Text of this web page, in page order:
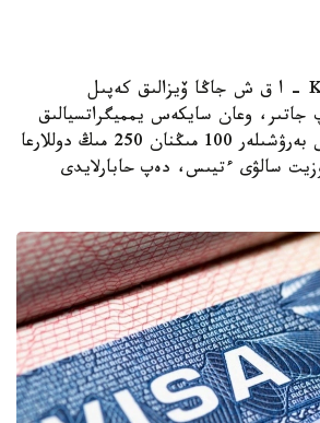
استانا. KAZINFORM – ا ق ش جاڭا ۆيزالىق كەپىل
جاتىر، وعان سايكەس يمميگراتسيالىق
ۆيزاعا كەيبىر ءوتىنىش بەرۋشىلەر 100 مىڭنان 250 مىڭ دوللارعا
سالۋى ءتيىس، دەپ حابارلايدى